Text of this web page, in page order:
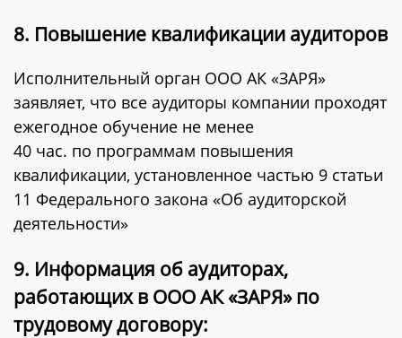
8. Повышение квалификации аудиторов
Исполнительный орган ООО АК «ЗАРЯ»
заявляет, что все аудиторы компании проходят
ежегодное обучение не менее
40 час. по программам повышения
квалификации, установленное частью 9 статьи
11 Федерального закона «Об аудиторской
деятельности»
9. Информация об аудиторах,
работающих в ООО АК «ЗАРЯ» по
трудовому договору: